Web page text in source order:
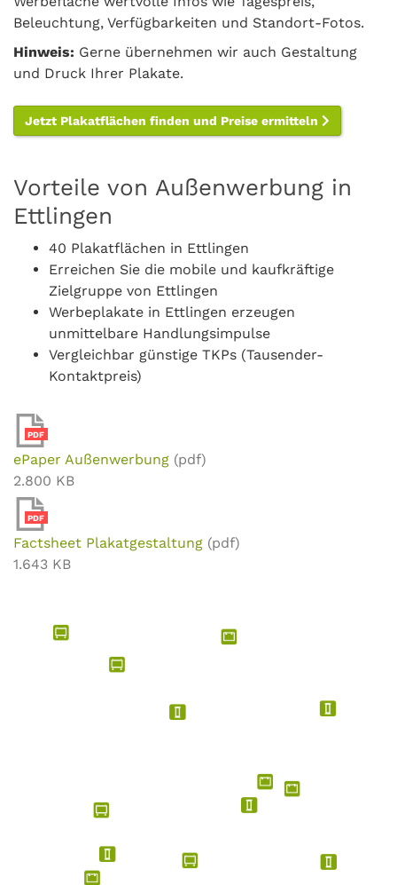
Beleuchtung, Verfügbarkeiten und Standort-Fotos.
Hinweis: Gerne übernehmen wir auch Gestaltung
und Druck Ihrer Plakate.
Jetzt Plakatflächen finden und Preise ermitteln
Vorteile von Außenwerbung in
Ettlingen
40 Plakatflächen in Ettlingen
Erreichen Sie die mobile und kaufkräftige
Zielgruppe von Ettlingen
Werbeplakate in Ettlingen erzeugen
unmittelbare Handlungsimpulse
Vergleichbar günstige TKPs (Tausender-
Kontaktpreis)
PDF
ePaper Außenwerbung (pdf)
2.800 KB
PDF
Factsheet Plakatgestaltung (pdf)
1.643 KB